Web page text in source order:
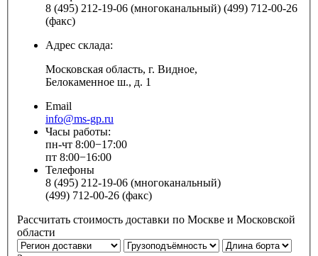
8 (495) 212-19-06 (многоканальный) (499) 712-00-26
(факс)
Адрес склада:
Московская область, г. Видное,
Белокаменное ш., д. 1
Email
info@ms-gp.ru
Часы работы:
пн-чт 8:00−17:00
пт 8:00−16:00
Телефоны
8 (495) 212-19-06 (многоканальный)
(499) 712-00-26 (факс)
Рассчитать стоимость доставки по Москве и Московской
области